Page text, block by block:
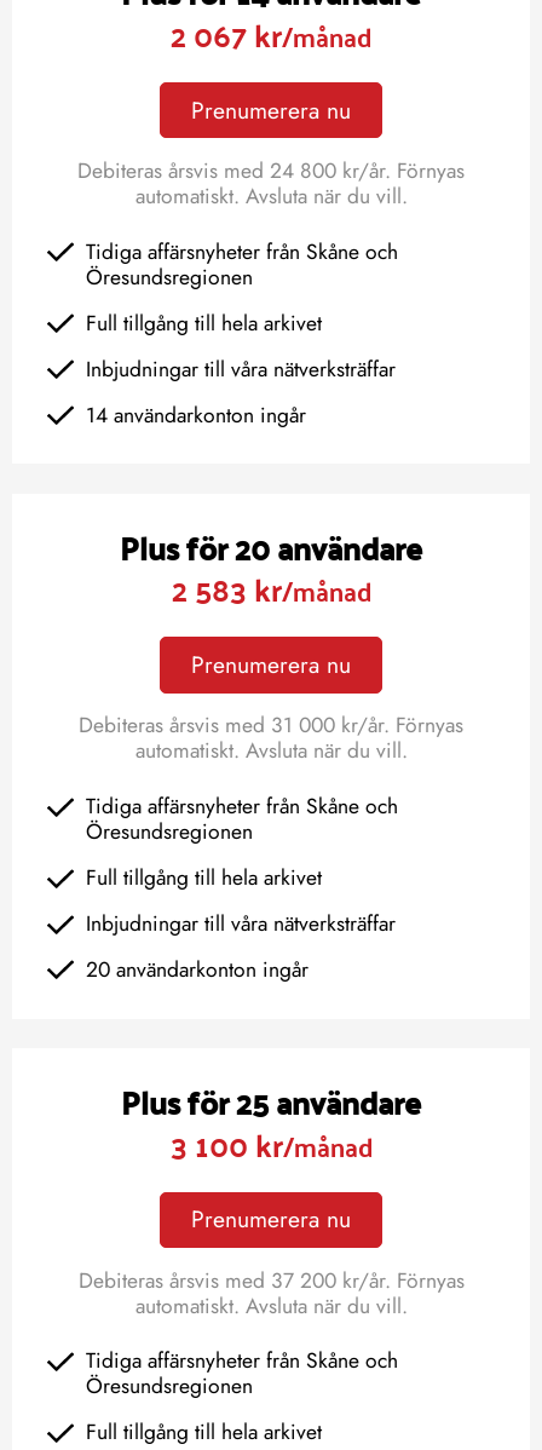
2 067 kr/månad
Prenumerera nu
Debiteras årsvis med 24 800 kr/år. Förnyas
automatiskt. Avsluta när du vill.
Tidiga affärsnyheter från Skåne och
Öresundsregionen
Full tillgång till hela arkivet
Inbjudningar till våra nätverksträffar
14 användarkonton ingår
Plus för 20 användare
2 583 kr/månad
Prenumerera nu
Debiteras årsvis med 31 000 kr/år. Förnyas
automatiskt. Avsluta när du vill.
Tidiga affärsnyheter från Skåne och
Öresundsregionen
Full tillgång till hela arkivet
Inbjudningar till våra nätverksträffar
20 användarkonton ingår
Plus för 25 användare
3 100 kr/månad
Prenumerera nu
Debiteras årsvis med 37 200 kr/år. Förnyas
automatiskt. Avsluta när du vill.
Tidiga affärsnyheter från Skåne och
Öresundsregionen
Full tillgång till hela arkivet